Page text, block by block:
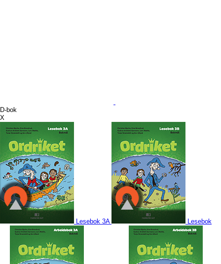
D-bok
X
Lesebok 3A Lesebok